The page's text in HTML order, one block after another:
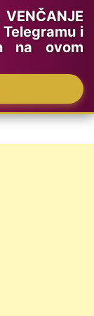
VENČANJE
Telegramu i
na ovom